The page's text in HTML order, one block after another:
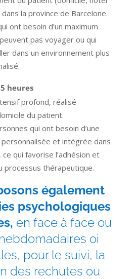
la province de Barcelone.
ont besoin d’un maximum
pas voyager ou qui
dans un environnement plus
heures
profond, réalisé
du patient.
qui ont besoin d’une
et intégrée dans
qui favorise l’adhésion et
processus thérapeutique.
également
psychologiques
en face à face ou
oi
pour le suivi, la
des rechutes ou